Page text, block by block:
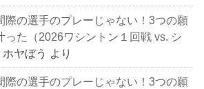
際の選手のプレーじゃない！3つの願
った（2026ワシントン１回戦 vs. シ
ホヤぼう より
際の選手のプレーじゃない！3つの願